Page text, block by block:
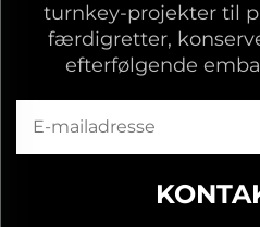
turnkey-projekter til
færdigretter,
efterfølgende